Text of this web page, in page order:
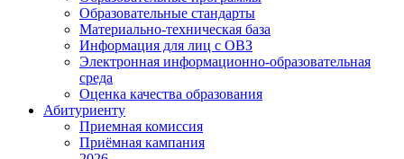
Образовательные стандарты
Материально-техническая база
Информация для лиц с ОВЗ
Электронная информационно-образовательная
среда
Оценка качества образования
Абитуриенту
Приемная комиссия
Приёмная кампания